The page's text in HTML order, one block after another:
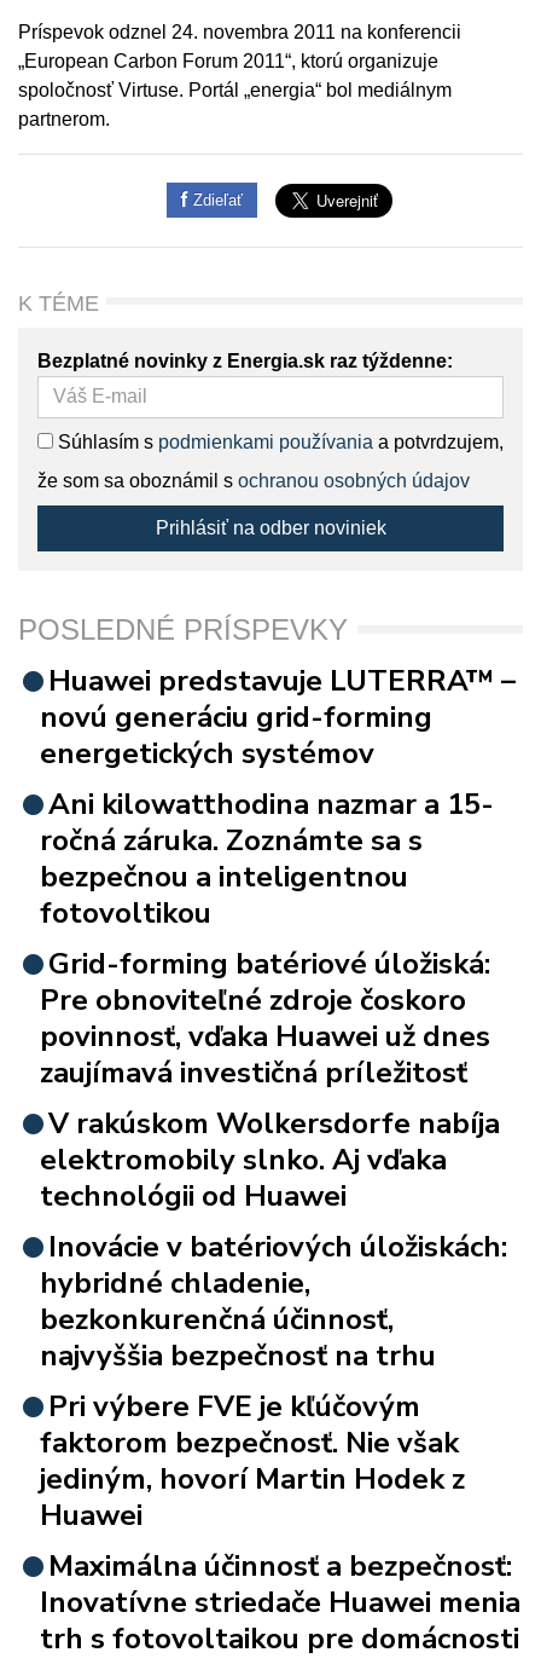
Príspevok odznel 24. novembra 2011 na konferencii
„European Carbon Forum 2011“, ktorú organizuje
spoločnosť Virtuse. Portál „energia“ bol mediálnym
partnerom.
Zdieľať
K TÉME
Bezplatné novinky z Energia.sk raz týždenne:
Súhlasím s podmienkami používania a potvrdzujem,
že som sa oboznámil s ochranou osobných údajov
Prihlásiť na odber noviniek
POSLEDNÉ PRÍSPEVKY
Huawei predstavuje LUTERRA™ –
novú generáciu grid-forming
energetických systémov
Ani kilowatthodina nazmar a 15-
ročná záruka. Zoznámte sa s
bezpečnou a inteligentnou
fotovoltikou
Grid-forming batériové úložiská:
Pre obnoviteľné zdroje čoskoro
povinnosť, vďaka Huawei už dnes
zaujímavá investičná príležitosť
V rakúskom Wolkersdorfe nabíja
elektromobily slnko. Aj vďaka
technológii od Huawei
Inovácie v batériových úložiskách:
hybridné chladenie,
bezkonkurenčná účinnosť,
najvyššia bezpečnosť na trhu
Pri výbere FVE je kľúčovým
faktorom bezpečnosť. Nie však
jediným, hovorí Martin Hodek z
Huawei
Maximálna účinnosť a bezpečnosť:
Inovatívne striedače Huawei menia
trh s fotovoltaikou pre domácnosti